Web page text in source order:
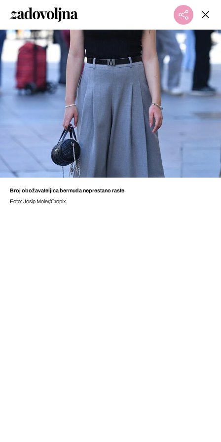
Broj obožavateljica bermuda neprestano raste
Foto: Josip Moler/Cropix